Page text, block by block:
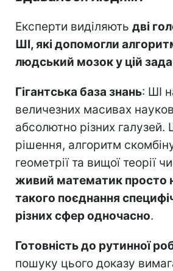
Експерти виділяють дві
ШІ, які допомогли
людський мозок у цій
Гігантська база знань: ШІ
величезних масивах
абсолютно різних галузей.
рішення, алгоритм
геометрії та вищої теорії
живий математик просто
такого поєднання
різних сфер одночасно.
Готовність до рутинної
пошуку цього доказу